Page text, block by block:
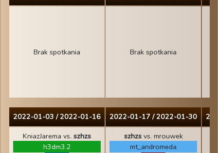
Brak spotkania Brak spotkania
2022-01-03 / 2022-01-16 2022-01-17 / 2022-01-30
KniazJarema vs. szhzs
h3dm3.2
szhzsvs. mrouwek
mt_andromeda